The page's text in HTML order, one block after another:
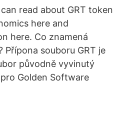
read about GRT token
here and
here. Co znamená
Přípona souboru GRT je
původně vyvinutý
Golden Software